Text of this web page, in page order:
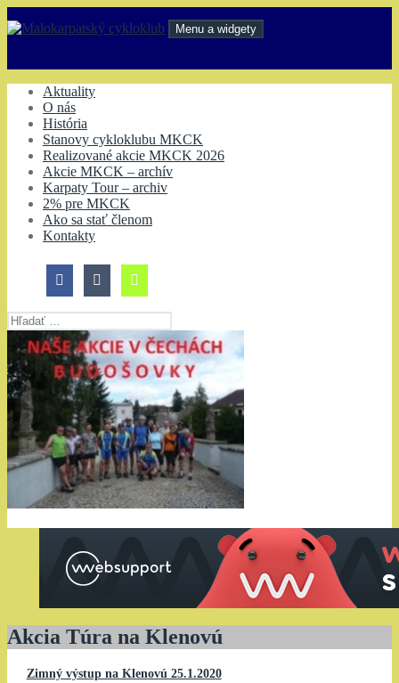
na
Menu a widgety
Aktuality
O nás
História
Stanovy cykloklubu MKCK
Realizované akcie MKCK 2026
Akcie MKCK – archív
Karpaty Tour – archiv
2% pre MKCK
Ako sa stať členom
Kontakty
Hľadať:
Akcia Túra na Klenovú
Zimný výstup na Klenovú 25.1.2020